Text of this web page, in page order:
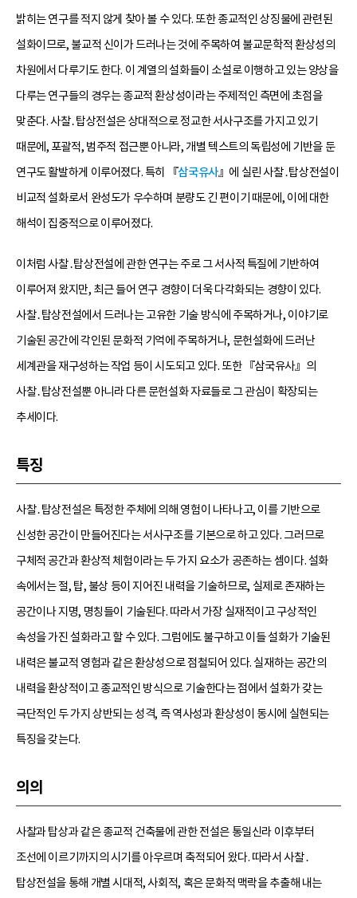
밝히는 연구를 적지 않게 찾아 볼 수 있다. 또한 종교적인 상징물에 관련된
설화이므로, 불교적 신이가 드러나는 것에 주목하여 불교문학적 환상성의
차원에서 다루기도 한다. 이 계열의 설화들이 소설로 이행하고 있는 양상을
다루는 연구들의 경우는 종교적 환상성이라는 주제적인 측면에 초점을
맞춘다. 사찰․탑상전설은 상대적으로 정교한 서사구조를 가지고 있기
때문에, 포괄적, 범주적 접근뿐 아니라, 개별 텍스트의 독립성에 기반을 둔
연구도 활발하게 이루어졌다. 특히 『삼국유사』에 실린 사찰․탑상전설이
비교적 설화로서 완성도가 우수하며 분량도 긴 편이기 때문에, 이에 대한
해석이 집중적으로 이루어졌다.
이처럼 사찰․탑상전설에 관한 연구는 주로 그 서사적 특질에 기반하여
이루어져 왔지만, 최근 들어 연구 경향이 더욱 다각화되는 경향이 있다.
사찰․탑상전설에서 드러나는 고유한 기술 방식에 주목하거나, 이야기로
기술된 공간에 각인된 문화적 기억에 주목하거나, 문헌설화에 드러난
세계관을 재구성하는 작업 등이 시도되고 있다. 또한 『삼국유사』의
사찰․탑상전설뿐 아니라 다른 문헌설화 자료들로 그 관심이 확장되는
추세이다.
특징
사찰․탑상전설은 특정한 주체에 의해 영험이 나타나고, 이를 기반으로
신성한 공간이 만들어진다는 서사구조를 기본으로 하고 있다. 그러므로
구체적 공간과 환상적 체험이라는 두 가지 요소가 공존하는 셈이다. 설화
속에서는 절, 탑, 불상 등이 지어진 내력을 기술하므로, 실제로 존재하는
공간이나 지명, 명칭들이 기술된다. 따라서 가장 실재적이고 구상적인
속성을 가진 설화라고 할 수 있다. 그럼에도 불구하고 이들 설화가 기술된
내력은 불교적 영험과 같은 환상성으로 점철되어 있다. 실재하는 공간의
내력을 환상적이고 종교적인 방식으로 기술한다는 점에서 설화가 갖는
극단적인 두 가지 상반되는 성격, 즉 역사성과 환상성이 동시에 실현되는
특징을 갖는다.
의의
사찰과 탑상과 같은 종교적 건축물에 관한 전설은 통일신라 이후부터
조선에 이르기까지의 시기를 아우르며 축적되어 왔다. 따라서 사찰․
탑상전설을 통해 개별 시대적, 사회적, 혹은 문화적 맥락을 추출해 내는